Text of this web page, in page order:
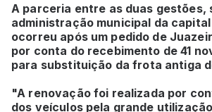
A parceria entre as duas gestões,
administração municipal da
ocorreu após um pedido de
por conta do recebimento de 41
para substituição da frota antiga
"A renovação foi realizada por
dos veículos pela grande